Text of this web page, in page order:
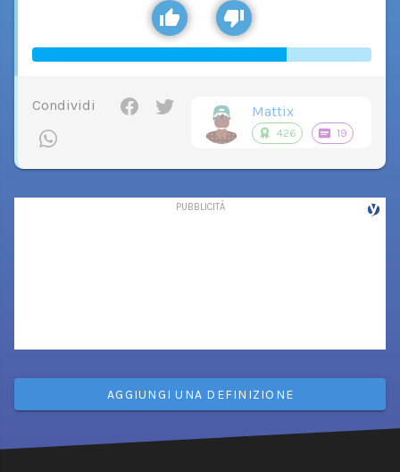
Condividi Mattix
426 19
AGGIUNGI UNA DEFINIZIONE